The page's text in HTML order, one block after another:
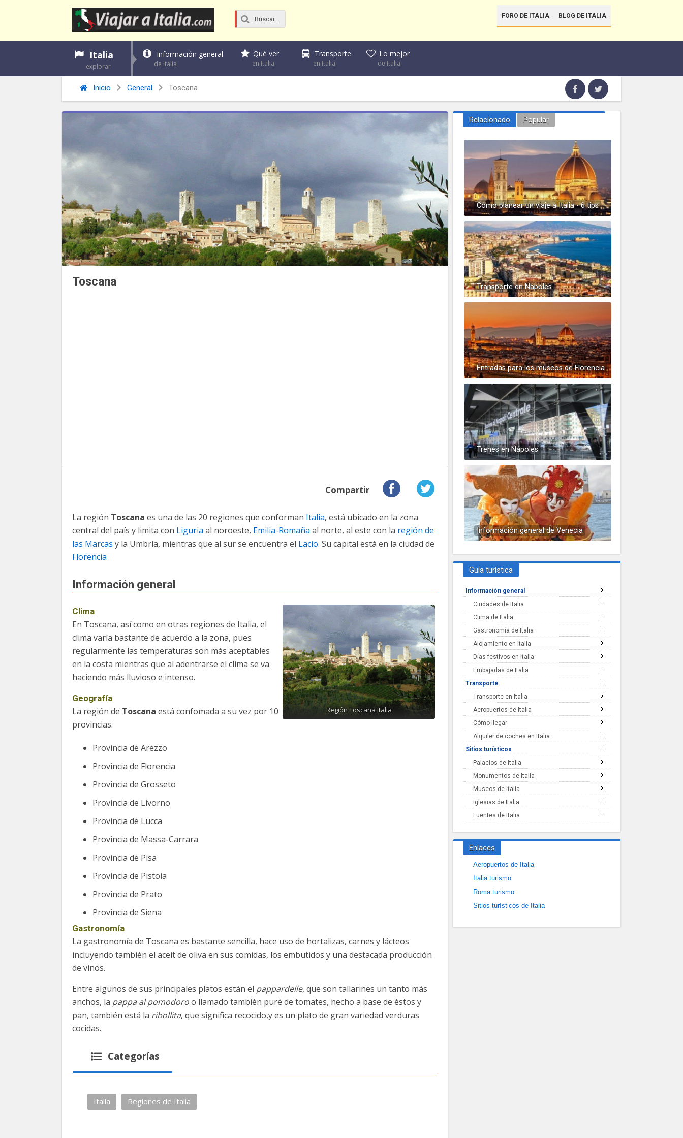
FORO DE ITALIA BLOG DE ITALIA
Italia
explorar
Información general
de Italia
Qué ver
en Italia
Transporte
en Italia
Lo mejor
de Italia
Inicio General Toscana
Toscana
Compartir
La región Toscana es una de las 20 regiones que conforman Italia, está ubicado en la zona
central del país y limita con Liguria al noroeste, Emilia-Romaña al norte, al este con la región de
las Marcas y la Umbría, mientras que al sur se encuentra el Lacio. Su capital está en la ciudad de
Florencia
Información general
Región Toscana Italia
Clima
En Toscana, así como en otras regiones de Italia, el
clima varía bastante de acuerdo a la zona, pues
regularmente las temperaturas son más aceptables
en la costa mientras que al adentrarse el clima se va
haciendo más lluvioso e intenso.
Geografía
La región de Toscana está confomada a su vez por 10
provincias.
Provincia de Arezzo
Provincia de Florencia
Provincia de Grosseto
Provincia de Livorno
Provincia de Lucca
Provincia de Massa-Carrara
Provincia de Pisa
Provincia de Pistoia
Provincia de Prato
Provincia de Siena
Gastronomía
La gastronomía de Toscana es bastante sencilla, hace uso de hortalizas, carnes y lácteos
incluyendo también el aceit de oliva en sus comidas, los embutidos y una destacada producción
de vinos.
Entre algunos de sus principales platos están el pappardelle, que son tallarines un tanto más
anchos, la pappa al pomodoroo llamado también puré de tomates, hecho a base de éstos y
pan, también está la ribollita, que significa recocido,y es un plato de gran variedad verduras
cocidas.
Categorías
Italia Regiones de Italia
Relacionado Popular
Cómo planear un viaje a Italia - 6 tips
Transporte en Nápoles
Entradas para los museos de Florencia
Trenes en Nápoles
Información general de Venecia
Guía turística
Información general
Ciudades de Italia
Clima de Italia
Gastronomía de Italia
Alojamiento en Italia
Días festivos en Italia
Embajadas de Italia
Transporte
Transporte en Italia
Aeropuertos de Italia
Cómo llegar
Alquiler de coches en Italia
Sitios turísticos
Palacios de Italia
Monumentos de Italia
Museos de Italia
Iglesias de Italia
Fuentes de Italia
Enlaces
Aeropuertos de Italia
Italia turismo
Roma turismo
Sitios turísticos de Italia